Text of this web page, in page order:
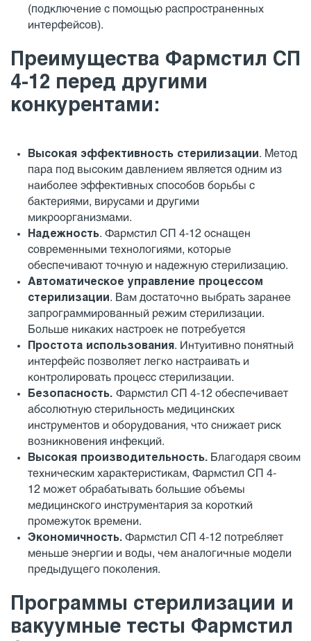
(подключение с помощью распространенных
интерфейсов).
Преимущества Фармстил СП
4-12 перед другими
конкурентами:
Высокая эффективность стерилизации. Метод
пара под высоким давлением является одним из
наиболее эффективных способов борьбы с
бактериями, вирусами и другими
микроорганизмами.
Надежность. Фармстил СП 4-12 оснащен
современными технологиями, которые
обеспечивают точную и надежную стерилизацию.
Автоматическое управление процессом
стерилизации. Вам достаточно выбрать заранее
запрограммированный режим стерилизации.
Больше никаких настроек не потребуется
Простота использования. Интуитивно понятный
интерфейс позволяет легко настраивать и
контролировать процесс стерилизации.
Безопасность. Фармстил СП 4-12 обеспечивает
абсолютную стерильность медицинских
инструментов и оборудования, что снижает риск
возникновения инфекций.
Высокая производительность. Благодаря своим
техническим характеристикам, Фармстил СП 4-
12 может обрабатывать большие объемы
медицинского инструментария за короткий
промежуток времени.
Экономичность. Фармстил СП 4-12 потребляет
меньше энергии и воды, чем аналогичные модели
предыдущего поколения.
Программы стерилизации и
вакуумные тесты Фармстил